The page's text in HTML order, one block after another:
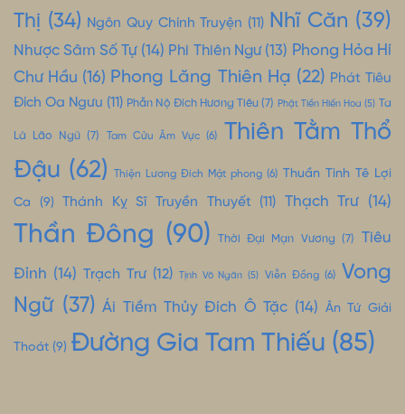
Thị (34) Ngôn Quy Chính Truyện (11) Nhĩ Căn (39)
Nhược Sâm Số Tự(14) Phi Thiên Ngư(13) Phong Hỏa Hí
Chư Hầu (16) Phong Lăng Thiên Hạ (22) Phát Tiêu
Đích Oa Ngưu (11) Phẫn Nộ Đích Hương Tiêu (7) Phật Tiền Hiến Hoa (5) Ta
Là Lão Ngũ(7) Tam Cửu Âm Vực (6)
Thiên Tằm Thổ
Đậu (62) Thiện Lương Đích Mật phong (6) Thuần Tình Tê Lợi
Ca (9) Thánh Kỵ Sĩ Truyền Thuyết(11) Thạch Trư (14)
Thần Đông (90) Thời Đại Mạn Vương (7) Tiêu
Đỉnh (14) Trạch Trư(12) Tịnh Vô Ngân (5) Viễn Đồng (6) Vong
Ngữ(37) Ái Tiềm Thủy Đích Ô Tặc (14) Ân Tứ Giải
Thoát (9) Đường Gia Tam Thiếu (85)